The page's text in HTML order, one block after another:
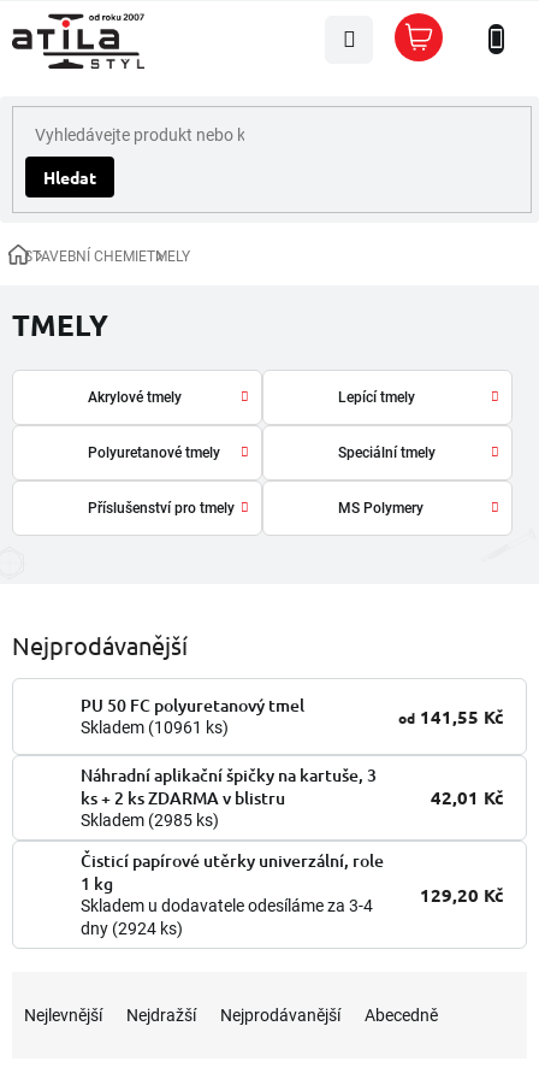
na
obsah
Hledat
Nákupní
košík
DomůSTAVEBNÍ CHEMIETMELY
TMELY
Akrylové tmely Lepící tmely
Polyuretanové tmely Speciální tmely
Příslušenství pro tmely MS Polymery
Nejprodávanější
PU 50 FC polyuretanový tmel
Skladem (10961 ks)
od 141,55 Kč
Náhradní aplikační špičky na kartuše, 3
ks + 2 ks ZDARMA v blistru
Skladem (2985 ks)
42,01 Kč
Čisticí papírové utěrky univerzální, role
1 kg
Skladem u dodavatele odesíláme za 3-4
dny (2924 ks)
129,20 Kč
Nejlevnější Nejdražší Nejprodávanější Abecedně